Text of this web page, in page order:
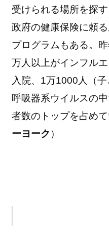
受けられる場所を探
政府の健康保険に頼
プログラムもある。
万人以上がインフル
入院、1万1000人（
呼吸器系ウイルスの
者数のトップを占め
ーヨーク ）